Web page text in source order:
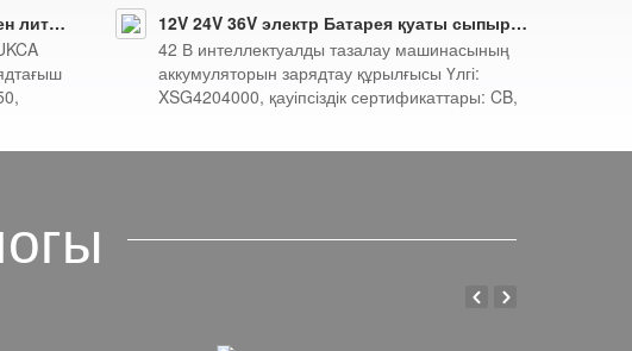
UL TUV CE SAA PSE UKCA тізімделген литий батареясы 48 В зарядтағыш 54,6 В 4А зарядтағыш
12V 24V 36V электр Батарея қуаты сыпырғыш зарядтағыш тазалау машинасы зарядтағыш 42V 4A
42 В интеллектуалды тазалау машинасының
аккумуляторын зарядтау құрылғысы Үлгі:
XSG4204000, қауіпсіздік сертификаттары: CB,
Алдыңғы